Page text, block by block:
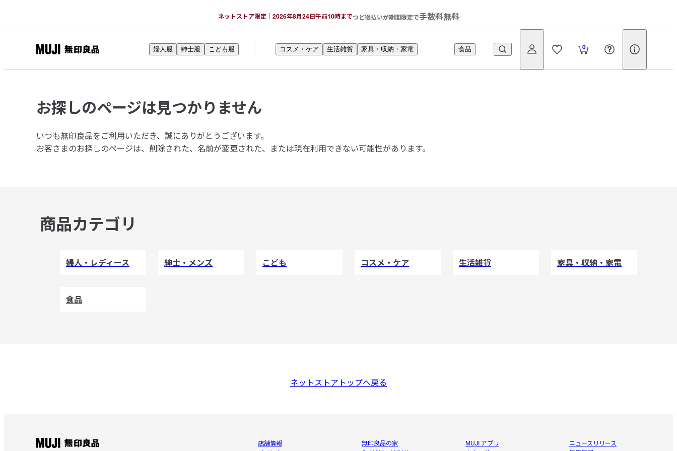
ネットストア限定｜2026年8月24日午前10時までつど後払いが期間限定で手数料無料
印
品
ネ
ト
ス
0
婦人服 紳士服 こども服 コスメ・ケア 生活雑貨 家具・収納・家電 食品
お探しのページは見つかりません
いつも無印良品をご利用いただき、誠にありがとうございます。
お客さまのお探しのページは、削除された、名前が変更された、または現在利用できない可能性があります。
商品カテゴリ
婦人・レディース 紳士・メンズ こども コスメ・ケア 生活雑貨 家具・収納・家電
食品
ネットストアトップへ戻る
店舗情報
無印良品の家
MUJI アプリ
ニュースリリース